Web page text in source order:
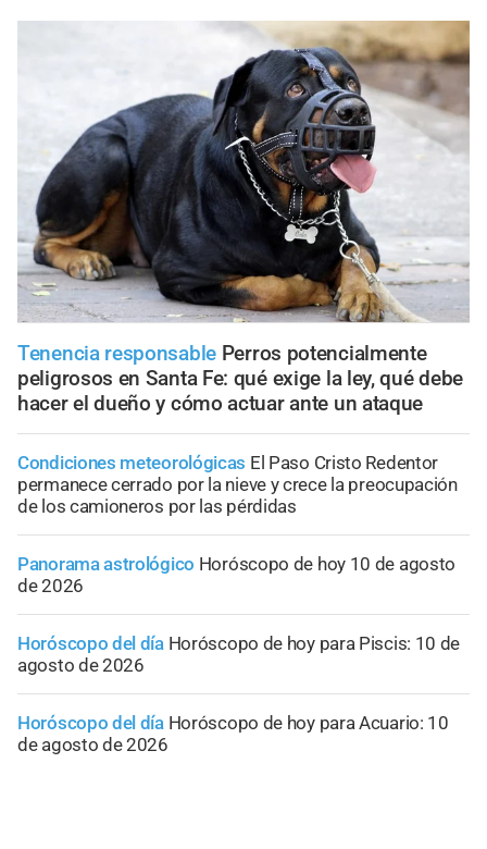
Tenencia responsable Perros potencialmente
peligrosos en Santa Fe: qué exige la ley, qué debe
hacer el dueño y cómo actuar ante un ataque
Condiciones meteorológicas El Paso Cristo Redentor
permanece cerrado por la nieve y crece la preocupación
de los camioneros por las pérdidas
Panorama astrológico Horóscopo de hoy 10 de agosto
de 2026
Horóscopo del día Horóscopo de hoy para Piscis: 10 de
agosto de 2026
Horóscopo del día Horóscopo de hoy para Acuario: 10
de agosto de 2026